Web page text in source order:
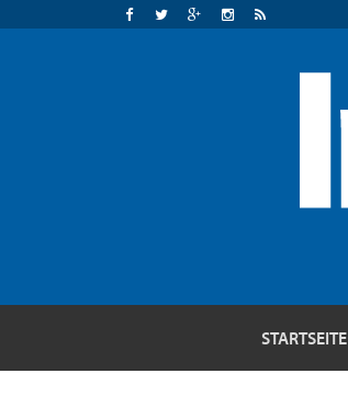
STARTSEITE